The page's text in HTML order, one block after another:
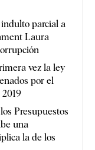
parcial a
Laura
vez la ley
por el
Presupuestos
una
la de los